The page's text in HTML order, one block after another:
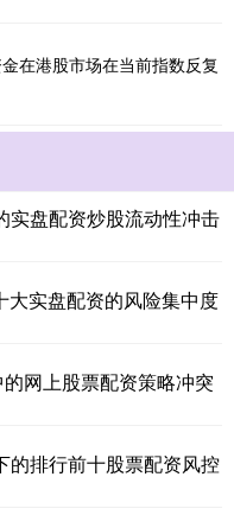
+0.10 +0.04%
+2.13%
在港股市场在当前指数反复
实盘配资炒股流动性冲击
实盘配资的风险集中度
网上股票配资策略冲突
的排行前十股票配资风控